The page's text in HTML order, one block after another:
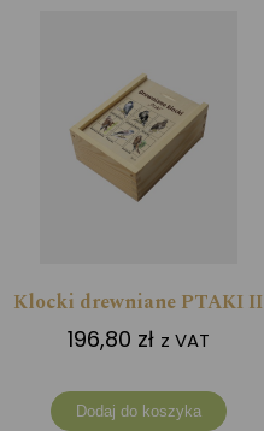
Klocki drewniane PTAKI II
196,80 zł z VAT
Dodaj do koszyka